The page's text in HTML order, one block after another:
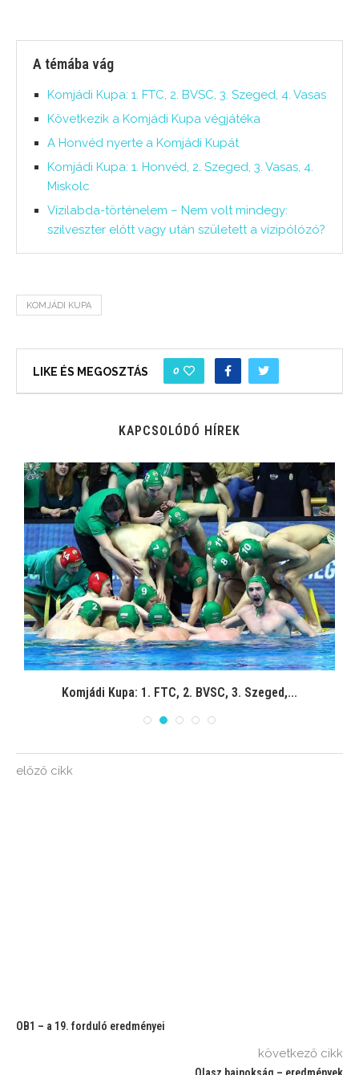
A témába vág
Komjádi Kupa: 1. FTC, 2. BVSC, 3. Szeged, 4. Vasas
Következik a Komjádi Kupa végjátéka
A Honvéd nyerte a Komjádi Kupát
Komjádi Kupa: 1. Honvéd, 2. Szeged, 3. Vasas, 4.
Miskolc
Vízilabda-történelem – Nem volt mindegy:
szilveszter előtt vagy után született a vízipólózó?
KOMJÁDI KUPA
LIKE ÉS MEGOSZTÁS 0
KAPCSOLÓDÓ HÍREK
Komjádi Kupa: 1. FTC, 2. BVSC, 3. Szeged,...
előző cikk
OB1 – a 19. forduló eredményei
következő cikk
Olasz bajnokság – eredmények